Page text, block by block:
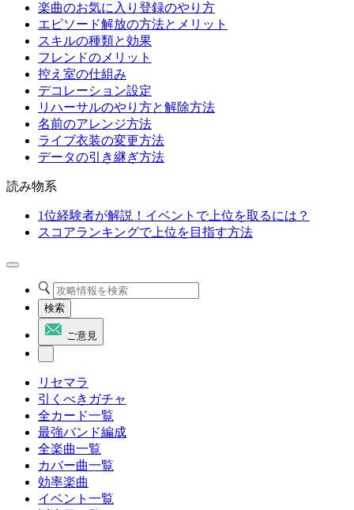
楽曲のお気に入り登録のやり方
エピソード解放の方法とメリット
スキルの種類と効果
フレンドのメリット
控え室の仕組み
デコレーション設定
リハーサルのやり方と解除方法
名前のアレンジ方法
ライブ衣装の変更方法
データの引き継ぎ方法
読み物系
1位経験者が解説！イベントで上位を取るには？
スコアランキングで上位を目指す方法
検索
ご意見
リセマラ
引くべきガチャ
全カード一覧
最強バンド編成
全楽曲一覧
カバー曲一覧
効率楽曲
イベント一覧